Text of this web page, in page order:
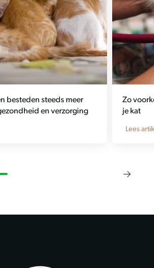
besteden steeds meer
en verzorging
Zo
je kat
Lees